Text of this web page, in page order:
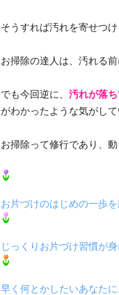
そうすれば汚れを寄せつ
お掃除の達人は、汚れる
でも今回逆に、 汚れが落
がわかったような気がして
お掃除って修行であり、
お片づけのはじめの一歩
じっくりお片づけ習慣が
早く何とかしたいあなた